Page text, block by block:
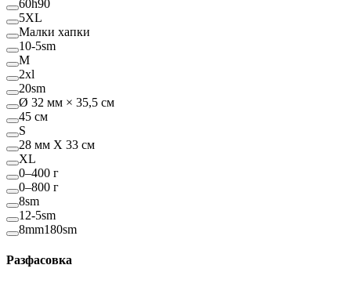
60h90
5XL
Малки хапки
10-5sm
M
2xl
20sm
Ø 32 мм × 35,5 см
45 см
S
28 мм Х 33 см
XL
0–400 г
0–800 г
8sm
12-5sm
8mm180sm
Разфасовка